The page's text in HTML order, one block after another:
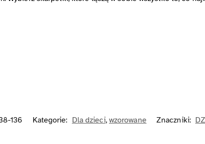
136 Kategorie: Dla dzieci, wzorowane Znaczniki: